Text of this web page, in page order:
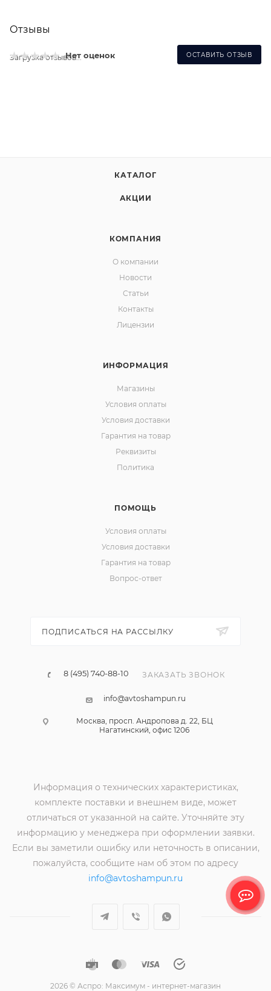
Отзывы
Нет оценок ОСТАВИТЬ ОТЗЫВ
Загрузка отзывов...
КАТАЛОГ
АКЦИИ
КОМПАНИЯ
О компании
Новости
Статьи
Контакты
Лицензии
ИНФОРМАЦИЯ
Магазины
Условия оплаты
Условия доставки
Гарантия на товар
Реквизиты
Политика
ПОМОЩЬ
Условия оплаты
Условия доставки
Гарантия на товар
Вопрос-ответ
ПОДПИСАТЬСЯ НА РАССЫЛКУ
8 (495) 740-88-10 ЗАКАЗАТЬ ЗВОНОК
info@avtoshampun.ru
Москва, просп. Андропова д. 22, БЦ
Нагатинский, офис 1206
Информация о технических характеристиках,
комплекте поставки и внешнем виде, может
отличаться от указанной на сайте. Уточняйте эту
информацию у менеджера при оформлении заявки.
Если вы заметили ошибку или неточность в описании,
пожалуйста, сообщите нам об этом по адресу
info@avtoshampun.ru
2026 © Аспро: Максимум - интернет-магазин